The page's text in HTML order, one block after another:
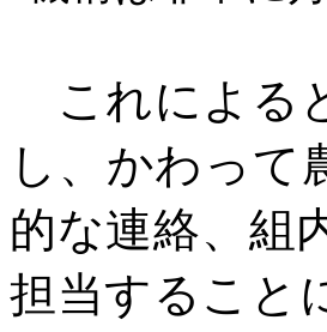
これによる
し、かわって
的な連絡、組
担当すること